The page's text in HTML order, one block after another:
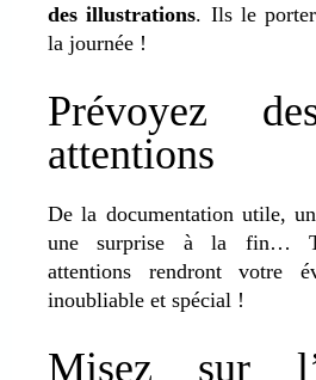
des illustrations. Ils le
la journée !
Prévoyez
attentions
De la documentation utile,
une surprise à la fin…
attentions rendront votre
inoubliable et spécial !
Misez sur